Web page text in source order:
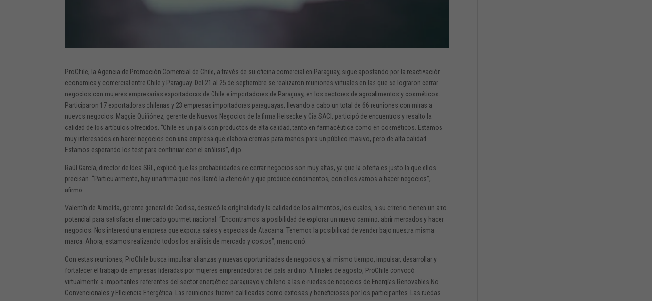
ProChile, la Agencia de Promoción Comercial de Chile, a través de su oficina comercial en Paraguay, sigue apostando por la reactivación
económica y comercial entre Chile y Paraguay. Del 21 al 25 de septiembre se realizaron reuniones virtuales en las que se lograron cerrar
negocios con mujeres empresarias exportadoras de Chile e importadores de Paraguay, en los sectores de agroalimentos y cosméticos.
Participaron 17 exportadoras chilenas y 23 empresas importadoras paraguayas, llevando a cabo un total de 66 reuniones con miras a
nuevos negocios. Maggie Quiñónez, gerente de Nuevos Negocios de la firma Heisecke y Cia SACI, participó de encuentros y resaltó la
calidad de los artículos ofrecidos. “Chile es un país con productos de alta calidad, tanto en farmacéutica como en cosméticos. Estamos
muy interesados en hacer negocios con una empresa que elabora cremas para manos para un público masivo, pero de alta calidad.
Estamos esperando los test para continuar con el análisis”, dijo.
Raúl García, director de Idea SRL, explicó que las probabilidades de cerrar negocios son muy altas, ya que la oferta es justo la que ellos
precisan. “Particularmente, hay una firma que nos llamó la atención y que produce condimentos, con ellos vamos a hacer negocios”,
afirmó.
Valentín de Almeida, gerente general de Codisa, destacó la originalidad y la calidad de los alimentos, los cuales, a su criterio, tienen un alto
potencial para satisfacer el mercado gourmet nacional. “Encontramos la posibilidad de explorar un nuevo camino, abrir mercados y hacer
negocios. Nos interesó una empresa que exporta sales y especias de Atacama. Tenemos la posibilidad de vender bajo nuestra misma
marca. Ahora, estamos realizando todos los análisis de mercado y costos”, mencionó.
Con estas reuniones, ProChile busca impulsar alianzas y nuevas oportunidades de negocios y, al mismo tiempo, impulsar, desarrollar y
fortalecer el trabajo de empresas lideradas por mujeres emprendedoras del país andino. A finales de agosto, ProChile convocó
virtualmente a importantes referentes del sector energético paraguayo y chileno a las e-ruedas de negocios de Energías Renovables No
Convencionales y Eficiencia Energética. Las reuniones fueron calificadas como exitosas y beneficiosas por los participantes. Las ruedas